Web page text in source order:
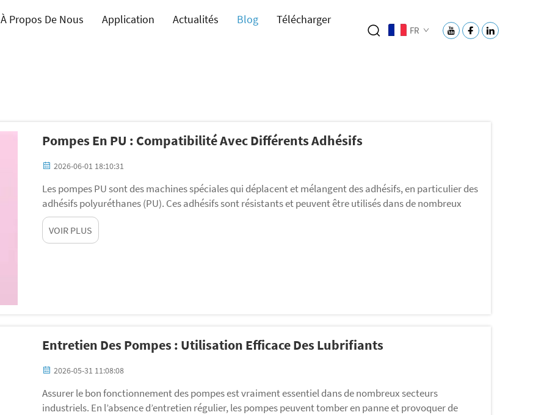
À Propos De Nous Application Actualités Blog
Télécharger
FR
Pompes En PU : Compatibilité Avec Différents Adhésifs
2026-06-01 18:10:31
Les pompes PU sont des machines spéciales qui déplacent et mélangent des adhésifs, en particulier des
adhésifs polyuréthanes (PU). Ces adhésifs sont résistants et peuvent être utilisés dans de nombreux
secteurs, tels que la construction, l’automobile et l’emballage. La marque Gelan se concentre sur la
qualité supérieure des pompes PU. Choisissez la pompe adaptée…
VOIR PLUS
Entretien Des Pompes : Utilisation Efficace Des Lubrifiants
2026-05-31 11:08:08
Assurer le bon fonctionnement des pompes est vraiment essentiel dans de nombreux secteurs
industriels. En l’absence d’entretien régulier, les pompes peuvent tomber en panne et provoquer de